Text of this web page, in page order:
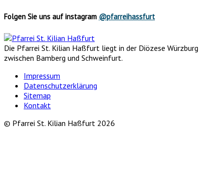
Folgen Sie uns auf instagram @pfarreihassfurt
Die Pfarrei St. Kilian Haßfurt liegt in der Diözese Würzburg
zwischen Bamberg und Schweinfurt.
Impressum
Datenschutzerklärung
Sitemap
Kontakt
© Pfarrei St. Kilian Haßfurt 2026